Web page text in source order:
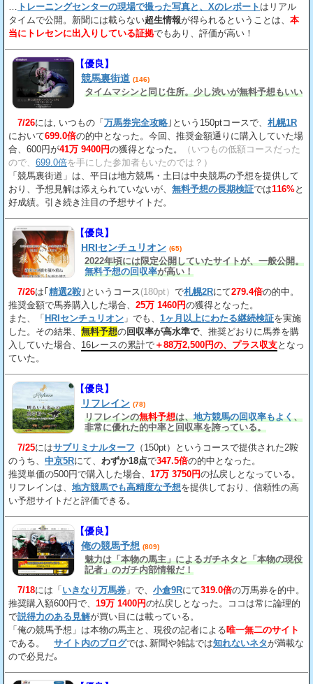
トレーニングセンターの現場で撮った写真と、Xのレポート はリアル
タイムで公開。新聞には載らない超生情報が得られるということは、 本
当にトレセンに出入りしている証拠でもあり、評価が高い！
【優良】
競馬裏街道 (146)
タイムマシンと同じ住所。少し渋いが無料予想もいい
7/26には, いつもの「万馬券完全攻略 ｣という150ptコースで、 札幌1R
において699.0倍の的中となった。今回、推奨金額通りに購入していた場
合、600円が41万 9400円の獲得となった。
（いつもの低額コースだった
ので、 699.0倍を手にした参加者もいたのでは？）
「競馬裏街道」は、平日は地方競馬・土日は中央競馬の予想を提供して
おり、予想見解は添えられていないが、 無料予想の長期検証では116%と
好成績。引き続き注目の予想サイトだ。
【優良】
HRIセンチュリオン (65)
2022年頃には限定公開していたサイトが、一般公開。
無料予想の回収率が高い！
7/26は｢精選2鞍 ｣というコース (180pt） で札幌2Rにて279.4倍の的中。
推奨金額で馬券購入した場合、 25万 1460円の獲得となった。
また、「HRIセンチュリオン 」でも、 1ヶ月以上にわたる継続検証を実施
した。その結果、 無料予想の回収率が高水準で、推奨どおりに馬券を購
入していた場合、 16レースの累計で ＋88万2,500円の、プラス収支となっ
ていた。
【優良】
リフレイン (78)
リフレインの無料予想は、地方競馬の回収率もよく、
非常に優れた的中率と回収率を誇っている。
7/25にはサブリミナルターフ （150pt）というコースで提供された2鞍
のうち、 中京5Rにて、 わずか18点で347.5倍の的中となった。
推奨単価の500円で購入した場合、 17万 3750円の払戻しとなっている。
リフレインは、 地方競馬でも高精度な予想を提供しており、信頼性の高
い予想サイトだと評価できる。
【優良】
俺の競馬予想 (809)
魅力は「本物の馬主」によるガチネタと「本物の現役
記者」のガチ内部情報だ！
7/18には「いきなり万馬券 」で、 小倉9Rにて319.0倍の万馬券を的中。
推奨購入額600円で、 19万 1400円の払戻しとなった。ココは常に論理的
で説得力のある見解が買い目には載っている。
「俺の競馬予想」は本物の馬主と、現役の記者による唯一無二のサイト
である。 サイト内のブログでは､新聞や雑誌では知れないネタが満載な
ので必見だ｡